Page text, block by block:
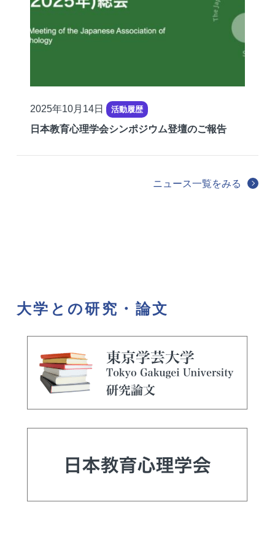
日本教育心理学会シンポジウム登壇のご報告
公
開
2025年10月14日 活動履歴
ニュース一覧をみる
大学との研究・論文